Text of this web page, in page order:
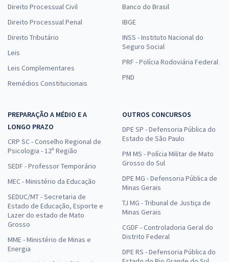
Direito Processual Civil
Direito Processual Penal
Direito Tributário
Leis
Leis Complementares
Remédios Constitucionais
Banco do Brasil
IBGE
INSS - Instituto Nacional do
Seguro Social
PRF - Polícia Rodoviária Federal
PND
PREPARAÇÃO A MÉDIO E A
LONGO PRAZO
CRP SC - Conselho Regional de
Psicologia - 12ª Região
SEDF - Professor Temporário
MEC - Ministério da Educação
SEDUC/MT - Secretaria de
Estado de Educação, Esporte e
Lazer do estado de Mato
Grosso
MME - Ministério de Minas e
Energia
OUTROS CONCURSOS
DPE SP - Defensoria Pública do
Estado de São Paulo
PM MS - Polícia Militar de Mato
Grosso do Sul
DPE MG - Defensoria Pública de
Minas Gerais
TJ MG - Tribunal de Justiça de
Minas Gerais
CGDF - Controladoria Geral do
Distrito Federal
DPE RS - Defensoria Pública do